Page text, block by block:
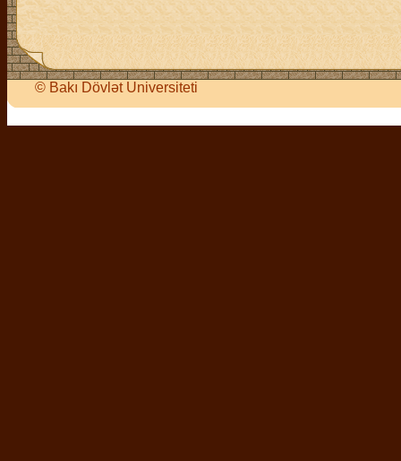
© Bakı Dövlət Universiteti